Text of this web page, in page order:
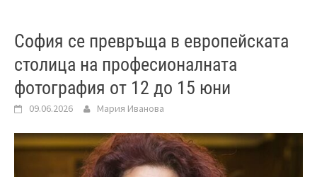
София се превръща в европейската
столица на професионалната
фотография от 12 до 15 юни
09.06.2026 Мария Иванова